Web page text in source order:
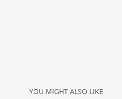
YOU MIGHT ALSO LIKE